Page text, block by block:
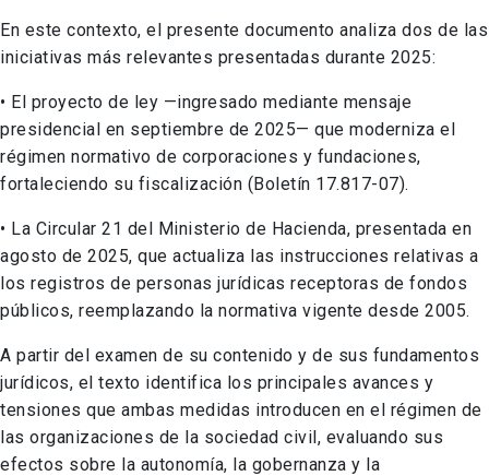
En este contexto, el presente documento analiza dos de las
iniciativas más relevantes presentadas durante 2025:
• El proyecto de ley —ingresado mediante mensaje
presidencial en septiembre de 2025— que moderniza el
régimen normativo de corporaciones y fundaciones,
fortaleciendo su fiscalización (Boletín 17.817-07).
• La Circular 21 del Ministerio de Hacienda, presentada en
agosto de 2025, que actualiza las instrucciones relativas a
los registros de personas jurídicas receptoras de fondos
públicos, reemplazando la normativa vigente desde 2005.
A partir del examen de su contenido y de sus fundamentos
jurídicos, el texto identifica los principales avances y
tensiones que ambas medidas introducen en el régimen de
las organizaciones de la sociedad civil, evaluando sus
efectos sobre la autonomía, la gobernanza y la